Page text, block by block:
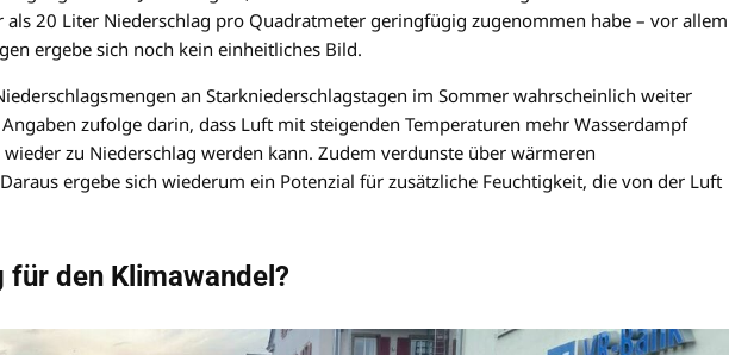
20 Liter Niederschlag pro Quadratmeter geringfügig zugenommen habe – vor allem
ergebe sich noch kein einheitliches Bild.
an Starkniederschlagstagen im Sommer wahrscheinlich weiter
zufolge darin, dass Luft mit steigenden Temperaturen mehr Wasserdampf
zu Niederschlag werden kann. Zudem verdunste über wärmeren
ergebe sich wiederum ein Potenzial für zusätzliche Feuchtigkeit, die von der Luft
für den Klimawandel?